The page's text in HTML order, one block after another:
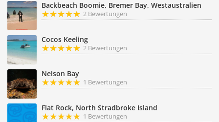
Backbeach Boomie, Bremer Bay, Westaustralien
2 Bewertungen
Cocos Keeling
2 Bewertungen
Nelson Bay
1 Bewertungen
Flat Rock, North Stradbroke Island
1 Bewertungen